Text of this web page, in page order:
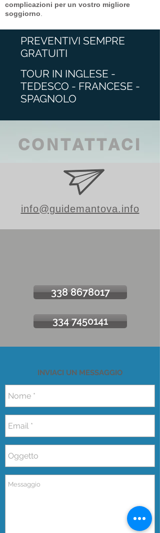
complicazioni per un vostro migliore
soggiorno
PREVENTIVI SEMPRE
GRATUITI
TOUR IN INGLESE -
TEDESCO - FRANCESE -
SPAGNOLO
info@guidemantova.info
338 8678017
334 7450141
INVIACI UN MESSAGGIO
CONTATTACI